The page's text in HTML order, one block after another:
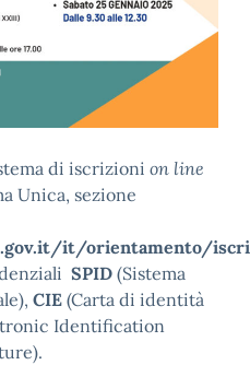
di iscrizioni on line
Unica, sezione
it/orientamento/
SPID (Sistema
CIE (Carta di identità
Identification